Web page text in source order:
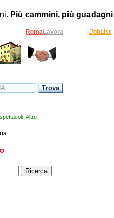
. Più cammini, più guadagni
RomaLavora JobList
Altro